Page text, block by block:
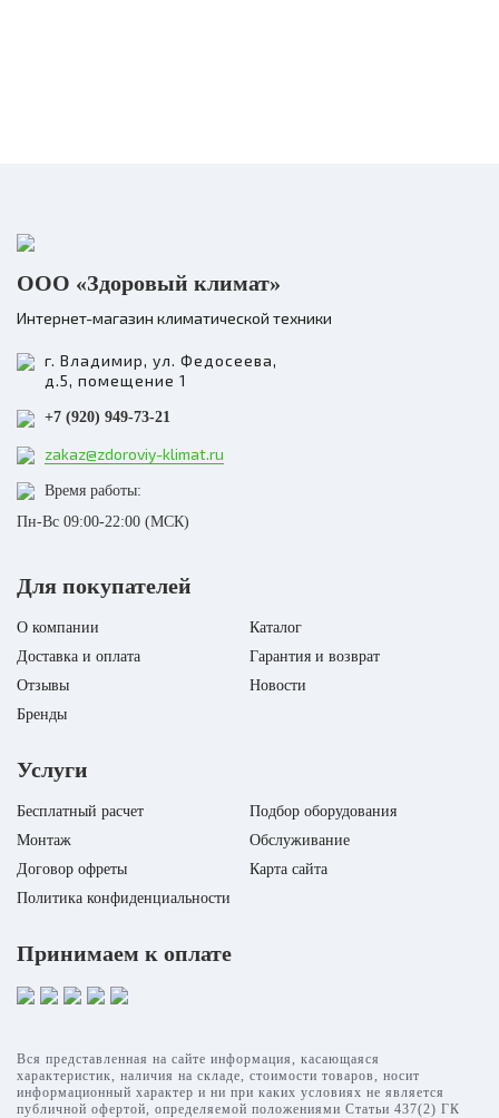
ООО «Здоровый климат»
Интернет-магазин климатической техники
г. Владимир, ул. Федосеева,
д.5, помещение 1
+7 (920) 949-73-21
zakaz@zdoroviy-klimat.ru
Время работы:
Пн-Вс 09:00-22:00 (МСК)
Для покупателей
О компании
Каталог
Доставка и оплата
Гарантия и возврат
Отзывы
Новости
Бренды
Услуги
Бесплатный расчет
Подбор оборудования
Монтаж
Обслуживание
Договор офреты
Карта сайта
Политика конфиденциальности
Принимаем к оплате
Вся представленная на сайте информация, касающаяся
характеристик, наличия на складе, стоимости товаров, носит
информационный характер и ни при каких условиях не является
публичной офертой, определяемой положениями Статьи 437(2) ГК